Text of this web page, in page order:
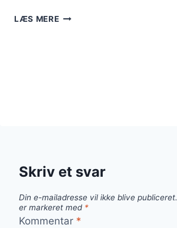
LÆS MEREPASTARETTER
Skriv et svar
Din e-mailadresse vil ikke blive publiceret.
er markeret med *
Kommentar *